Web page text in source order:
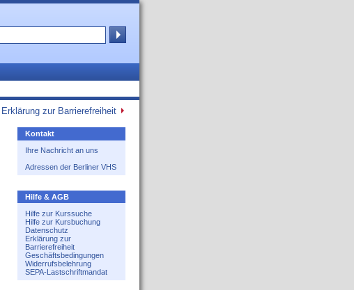
Erklärung zur Barrierefreiheit
Kontakt
Ihre Nachricht an uns
Adressen der Berliner VHS
Hilfe & AGB
Hilfe zur Kurssuche
Hilfe zur Kursbuchung
Datenschutz
Erklärung zur
Barrierefreiheit
Geschäftsbedingungen
Widerrufsbelehrung
SEPA-Lastschriftmandat